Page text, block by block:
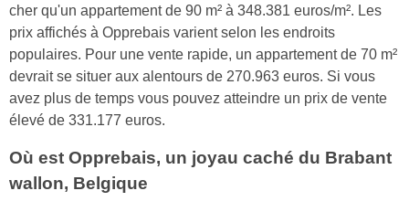
cher qu'un appartement de 90 m² à 348.381 euros/m². Les
prix affichés à Opprebais varient selon les endroits
populaires. Pour une vente rapide, un appartement de 70 m²
devrait se situer aux alentours de 270.963 euros. Si vous
avez plus de temps vous pouvez atteindre un prix de vente
élevé de 331.177 euros.
Où est Opprebais, un joyau caché du Brabant
wallon, Belgique